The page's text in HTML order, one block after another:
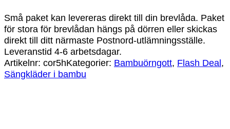
Små paket kan levereras direkt till din brevlåda. Paket
för stora för brevlådan hängs på dörren eller skickas
direkt till ditt närmaste Postnord-utlämningsställe.
Leveranstid 4-6 arbetsdagar.
Artikelnr: cor5hKategorier: Bambuörngott, Flash Deal,
Sängkläder i bambu